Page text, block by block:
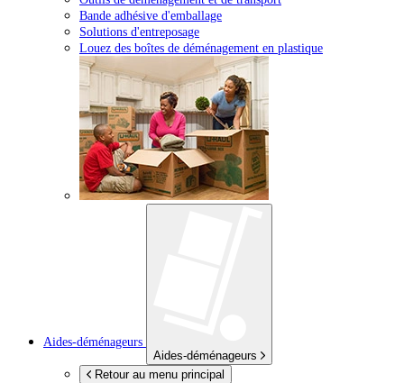
Bande adhésive d'emballage
Solutions d'entreposage
Louez des boîtes de déménagement en plastique
Aides-déménageurs
Aides-déménageurs
Retour au menu principal